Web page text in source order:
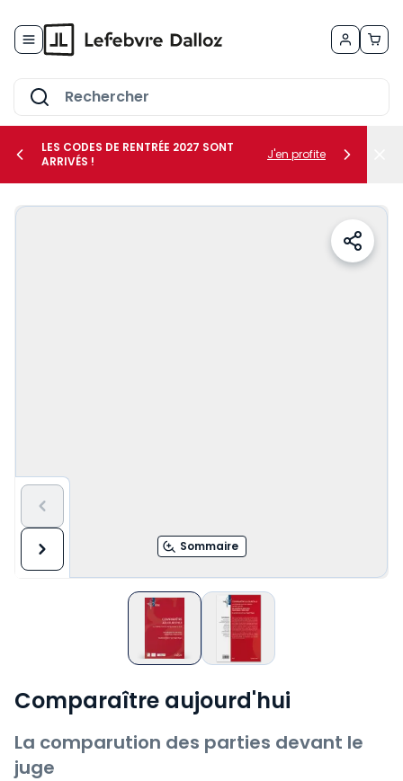
le sous-menu Vos métiers
LES CODES DE RENTRÉE 2027 SONT
ARRIVÉS !
J'en profite
Sommaire
Comparaître aujourd'hui
La comparution des parties devant le
juge